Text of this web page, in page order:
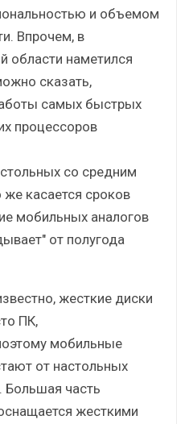
и объемом
Впрочем, в
области наметился
сказать,
самых быстрых
процессоров
со средним
касается сроков
мобильных аналогов
от полугода
жесткие диски
ПК,
мобильные
от настольных
Большая часть
жесткими